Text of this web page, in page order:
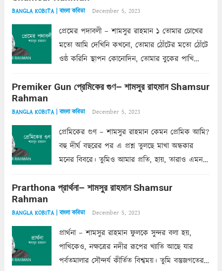
BANGLA KOBITA | বাংলা কবিতা December 5, 2023
প্রেমের পদাবলী – শামসুর রাহমান ১ তোমার চোখের
মতো আমি দেখিনি কখনো, তোমার ঠোঁটের মতো ঠোঁটে
ওষ্ঠ করিনি স্থাপন কোনোদিন, তোমার বুকের পাখি
কোথাও কি এরকম ছায়া দেয় ক্লান্তির প্রহরে? মুছে
Premiker Gun প্রেমিকের গুণ– শামসুর রাহমান Shamsur
Rahman
BANGLA KOBITA | বাংলা কবিতা December 5, 2023
প্রেমিকের গুণ – শামসুর রাহমান কেমন প্রেমিক আমি?
বহু দীর্ঘ বছরের পর এ প্রশ্ন তুলছে মাখা অন্ধকার
মনের বিবরে। তুমিও আমার প্রতি, হায়, তারাও এমন
একান্ত জরুরি- নইলে একটি দেয়াল নিমেষেই ভীষণ
Prarthona প্রার্থনা– শামসুর রাহমান Shamsur
Rahman
BANGLA KOBITA | বাংলা কবিতা December 5, 2023
প্রার্থনা – শামসুর রাহমান ফুলকে সুন্দর বলা হয়,
পাখিকেও, নক্ষত্রের নদীর রূপের খ্যাতি আছে যার
পর্বতমালার সৌন্দর্য কীর্তিত বিশ্বময়। তুমি বস্তুজগতের